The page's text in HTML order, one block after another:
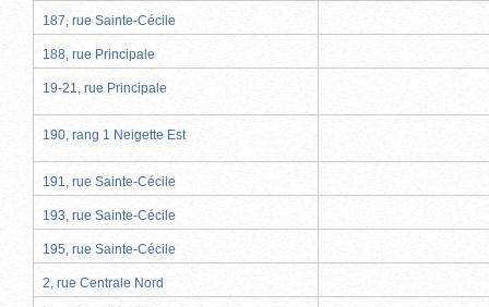
187, rue Sainte-Cécile
188, rue Principale
19-21, rue Principale
190, rang 1 Neigette Est
191, rue Sainte-Cécile
193, rue Sainte-Cécile
195, rue Sainte-Cécile
2, rue Centrale Nord